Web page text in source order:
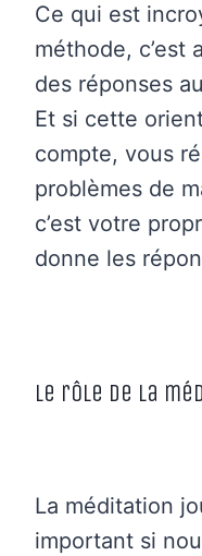
Ce qui est
méthode, c’est
des réponses
Et si cette
compte, vous
problèmes de
c’est votre
donne les
Le rôle de la
La méditation
important si